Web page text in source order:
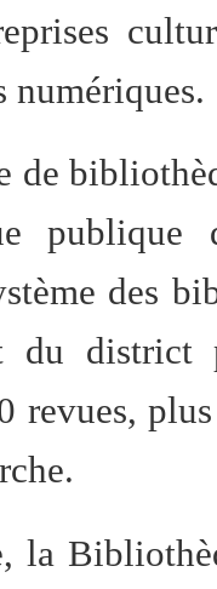
numériques.
de
publique
des
du district
revues,
la